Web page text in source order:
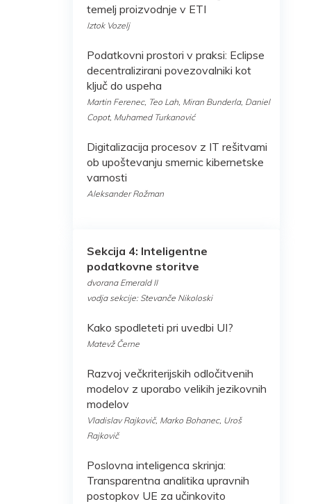
temelj proizvodnje v ETI
Iztok Vozelj
Podatkovni prostori v praksi: Eclipse
decentralizirani povezovalniki kot
ključ do uspeha
Martin Ferenec, Teo Lah, Miran Bunderla, Daniel
Copot, Muhamed Turkanović
Digitalizacija procesov z IT rešitvami
ob upoštevanju smernic kibernetske
varnosti
Aleksander Rožman
Sekcija 4: Inteligentne
podatkovne storitve
dvorana Emerald II
vodja sekcije: Stevanče Nikoloski
Kako spodleteti pri uvedbi UI?
Matevž Černe
Razvoj večkriterijskih odločitvenih
modelov z uporabo velikih jezikovnih
modelov
Vladislav Rajkovič, Marko Bohanec, Uroš
Rajkovič
Poslovna inteligenca skrinja:
Transparentna analitika upravnih
postopkov UE za učinkovito